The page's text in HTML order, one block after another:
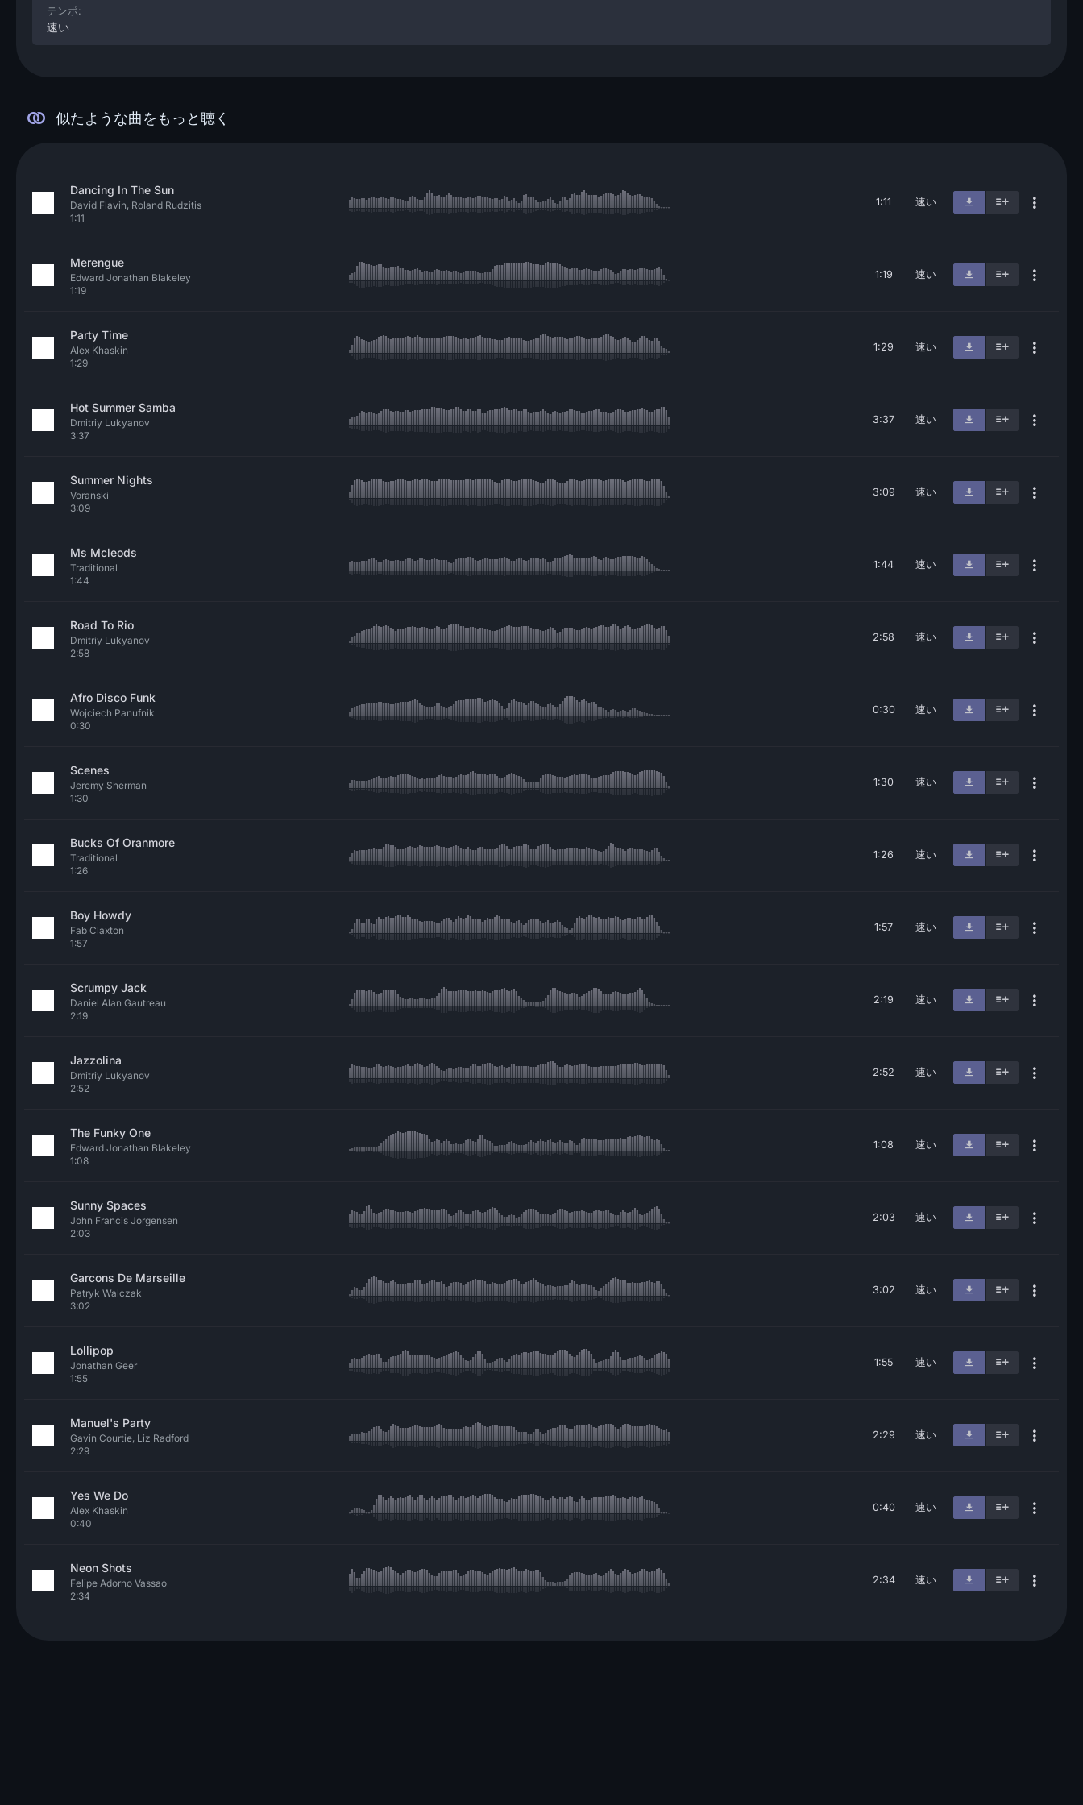
テンポ:
速い
似たような曲をもっと聴く
Dancing In The Sun
David Flavin, Roland Rudzitis
1:11
1:11 速い
Merengue
Edward Jonathan Blakeley
1:19
1:19 速い
Party Time
Alex Khaskin
1:29
1:29 速い
Hot Summer Samba
Dmitriy Lukyanov
3:37
3:37 速い
Summer Nights
Voranski
3:09
3:09 速い
Ms Mcleods
Traditional
1:44
1:44 速い
Road To Rio
Dmitriy Lukyanov
2:58
2:58 速い
Afro Disco Funk
Wojciech Panufnik
0:30
0:30 速い
Scenes
Jeremy Sherman
1:30
1:30 速い
Bucks Of Oranmore
Traditional
1:26
1:26 速い
Boy Howdy
Fab Claxton
1:57
1:57 速い
Scrumpy Jack
Daniel Alan Gautreau
2:19
2:19 速い
Jazzolina
Dmitriy Lukyanov
2:52
2:52 速い
The Funky One
Edward Jonathan Blakeley
1:08
1:08 速い
Sunny Spaces
John Francis Jorgensen
2:03
2:03 速い
Garcons De Marseille
Patryk Walczak
3:02
3:02 速い
Lollipop
Jonathan Geer
1:55
1:55 速い
Manuel's Party
Gavin Courtie, Liz Radford
2:29
2:29 速い
Yes We Do
Alex Khaskin
0:40
0:40 速い
Neon Shots
Felipe Adorno Vassao
2:34
2:34 速い